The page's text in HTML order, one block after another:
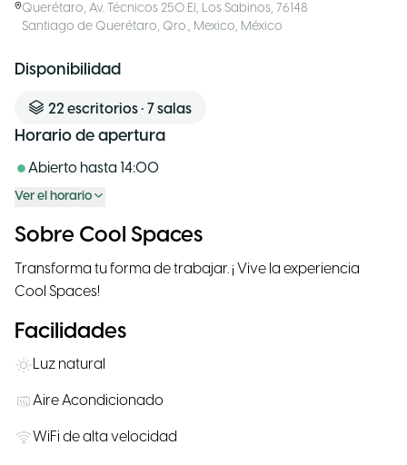
Querétaro,Av. Técnicos 250 El, Los Sabinos, 76148
Santiago de Querétaro, Qro., Mexico, México
Disponibilidad
22 escritorios • 7 salas
Horario de apertura
Abierto hasta 14:00
Ver el horario
Sobre Cool Spaces
Transforma tu forma de trabajar. ¡ Vive la experiencia
Cool Spaces!
Facilidades
Luz natural
Aire Acondicionado
WiFi de alta velocidad